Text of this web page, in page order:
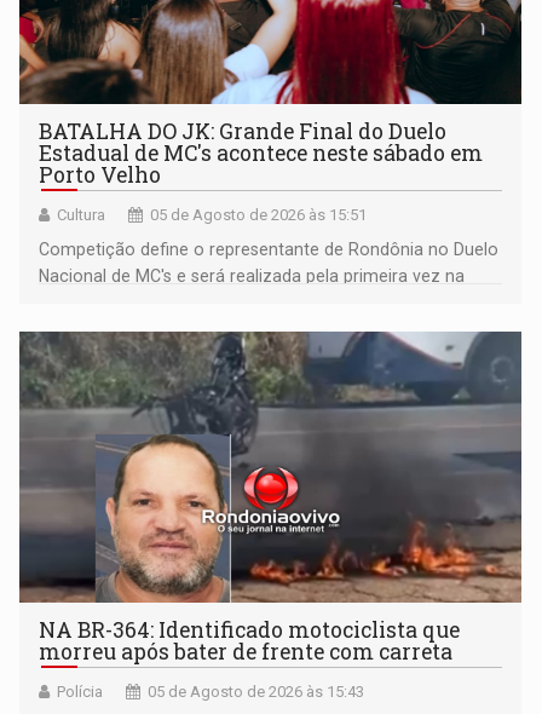
BATALHA DO JK: Grande Final do Duelo
Estadual de MC's acontece neste sábado em
Porto Velho
Cultura 05 de Agosto de 2026 às 15:51
Competição define o representante de Rondônia no Duelo
Nacional de MC's e será realizada pela primeira vez na
NA BR-364: Identificado motociclista que
morreu após bater de frente com carreta
Polícia 05 de Agosto de 2026 às 15:43